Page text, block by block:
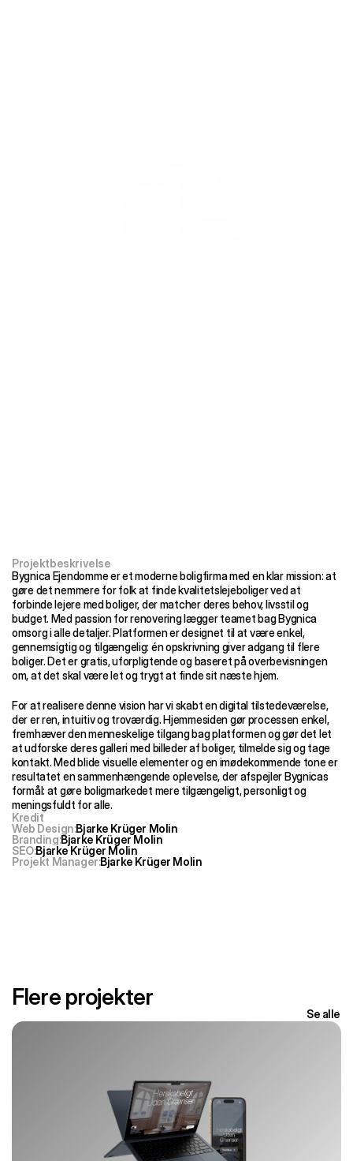
Projektbeskrivelse
Bygnica Ejendomme er et moderne boligfirma med en klar mission: at
gøre det nemmere for folk at finde kvalitetslejeboliger ved at
forbinde lejere med boliger, der matcher deres behov, livsstil og
budget. Med passion for renovering lægger teamet bag Bygnica
omsorg i alle detaljer. Platformen er designet til at være enkel,
gennemsigtig og tilgængelig: én opskrivning giver adgang til flere
boliger. Det er gratis, uforpligtende og baseret på overbevisningen
om, at det skal være let og trygt at finde sit næste hjem.
For at realisere denne vision har vi skabt en digital tilstedeværelse,
der er ren, intuitiv og troværdig. Hjemmesiden gør processen enkel,
fremhæver den menneskelige tilgang bag platformen og gør det let
at udforske deres galleri med billeder af boliger, tilmelde sig og tage
kontakt. Med blide visuelle elementer og en imødekommende tone er
resultatet en sammenhængende oplevelse, der afspejler Bygnicas
formål: at gøre boligmarkedet mere tilgængeligt, personligt og
meningsfuldt for alle.
Kredit
Web Design:Bjarke Krüger Molin
Branding:Bjarke Krüger Molin
SEO:Bjarke Krüger Molin
Projekt Manager:Bjarke Krüger Molin
Flere projekter
Se alle